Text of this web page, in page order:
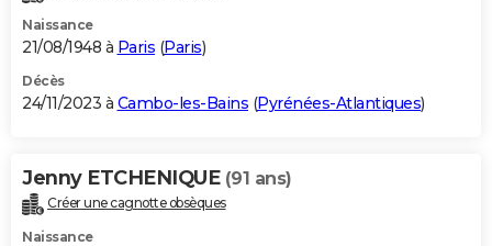
Naissance
21/08/1948 à Paris (Paris)
Décès
24/11/2023 à Cambo-les-Bains (Pyrénées-Atlantiques)
Jenny ETCHENIQUE (91 ans)
Créer une cagnotte obsèques
Naissance